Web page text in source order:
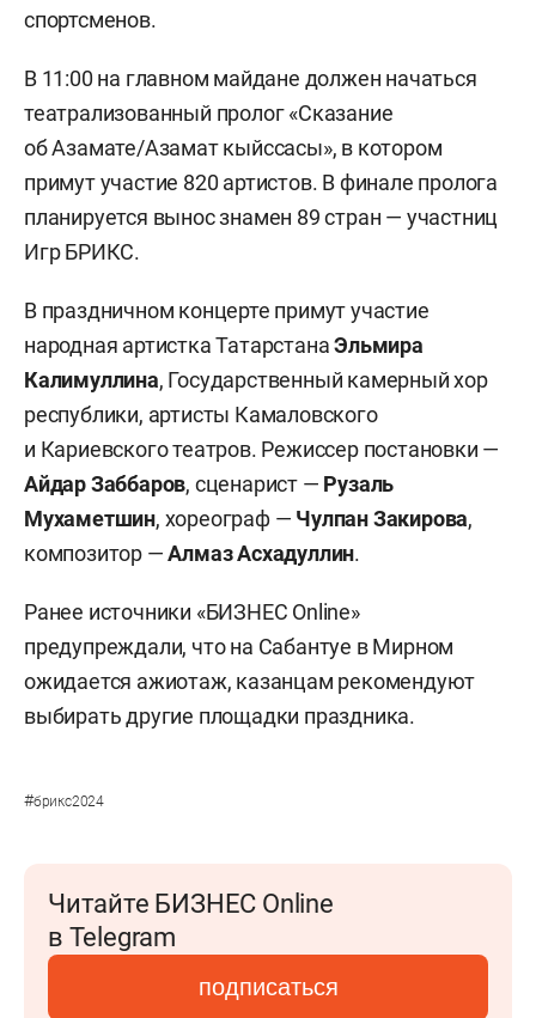
спортсменов.
В 11:00 на главном майдане должен начаться
театрализованный пролог «Сказание
об Азамате/Азамат кыйссасы», в котором
примут участие 820 артистов. В финале пролога
планируется вынос знамен 89 стран — участниц
Игр БРИКС.
В праздничном концерте примут участие
народная артистка ТатарстанаЭльмира
Калимуллина, Государственный камерный хор
республики, артисты Камаловского
и Кариевского театров. Режиссер постановки —
Айдар Заббаров, сценарист — Рузаль
Мухаметшин, хореограф — Чулпан Закирова,
композитор —Алмаз Асхадуллин.
Ранее источники «БИЗНЕС Online»
предупреждали, что на Сабантуе в Мирном
ожидается ажиотаж, казанцам рекомендуют
выбирать другие площадки праздника.
#брикс2024
Читайте БИЗНЕС Online
в Telegram
подписаться